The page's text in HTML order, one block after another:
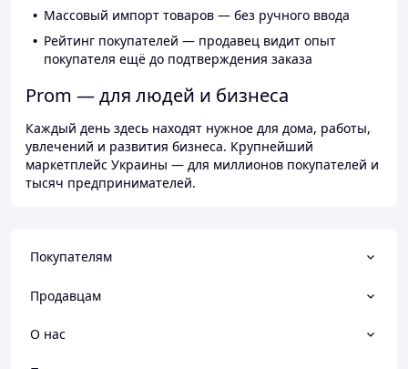
Массовый импорт товаров — без ручного ввода
Рейтинг покупателей — продавец видит опыт
покупателя ещё до подтверждения заказа
Prom — для людей и бизнеса
Каждый день здесь находят нужное для дома, работы,
увлечений и развития бизнеса. Крупнейший
маркетплейс Украины — для миллионов покупателей и
тысяч предпринимателей.
Покупателям
Продавцам
О нас